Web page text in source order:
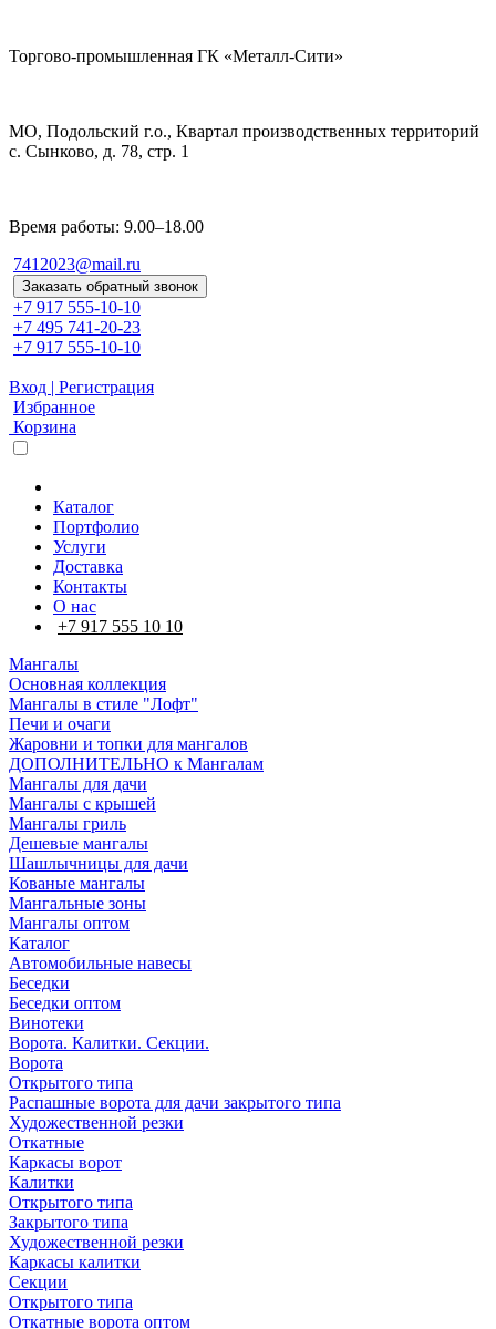
Торгово-промышленная ГК «Металл-Сити»
МО, Подольский г.о., Квартал производственных территорий
с. Сынково, д. 78, стр. 1
Время работы: 9.00–18.00
7412023@mail.ru
Заказать обратный звонок
+7 917 555-10-10
+7 495 741-20-23
+7 917 555-10-10
Вход | Регистрация
Избранное
Корзина
Каталог
Портфолио
Услуги
Доставка
Контакты
О нас
+7 917 555 10 10
Мангалы
Основная коллекция
Мангалы в стиле "Лофт"
Печи и очаги
Жаровни и топки для мангалов
ДОПОЛНИТЕЛЬНО к Мангалам
Мангалы для дачи
Мангалы с крышей
Мангалы гриль
Дешевые мангалы
Шашлычницы для дачи
Кованые мангалы
Мангальные зоны
Мангалы оптом
Каталог
Автомобильные навесы
Беседки
Беседки оптом
Винотеки
Ворота. Калитки. Секции.
Ворота
Открытого типа
Распашные ворота для дачи закрытого типа
Художественной резки
Откатные
Каркасы ворот
Калитки
Открытого типа
Закрытого типа
Художественной резки
Каркасы калитки
Секции
Открытого типа
Откатные ворота оптом